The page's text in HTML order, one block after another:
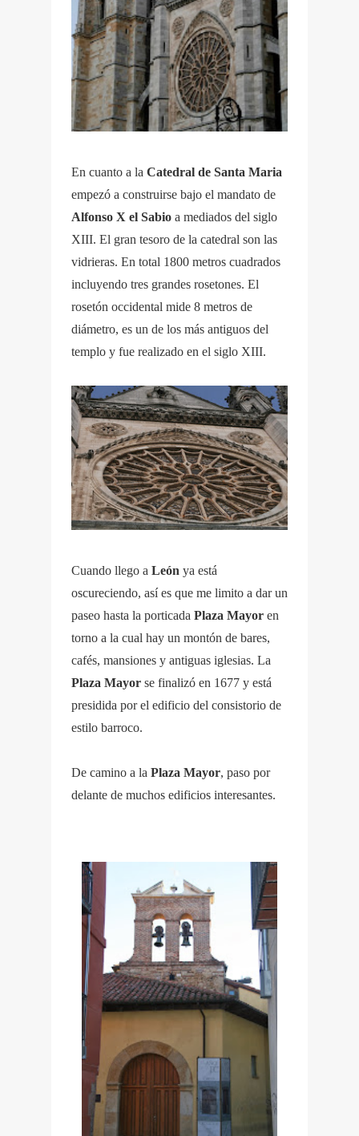
En cuanto a la Catedral de Santa Maria
empezó a construirse bajo el mandato de
Alfonso X el Sabio a mediados del siglo
XIII. El gran tesoro de la catedral son las
vidrieras. En total 1800 metros cuadrados
incluyendo tres grandes rosetones. El
rosetón occidental mide 8 metros de
diámetro, es un de los más antiguos del
templo y fue realizado en el siglo XIII.
Cuando llego a León ya está
oscureciendo, así es que me limito a dar un
paseo hasta la porticada Plaza Mayor en
torno a la cual hay un montón de bares,
cafés, mansiones y antiguas iglesias. La
Plaza Mayor se finalizó en 1677 y está
presidida por el edificio del consistorio de
estilo barroco.
De camino a la Plaza Mayor, paso por
delante de muchos edificios interesantes.